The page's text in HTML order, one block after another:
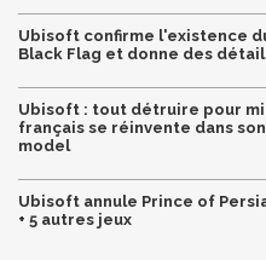
Ubisoft confirme l'existence
Black Flag et donne des
Ubisoft : tout détruire pour
français se réinvente dans
model
Ubisoft annule Prince of
+ 5 autres jeux